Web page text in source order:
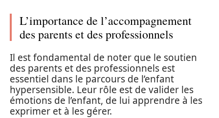
L’importance de l’accompagnement
des parents et des professionnels
Il est fondamental de noter que le soutien
des parents et des professionnels est
essentiel dans le parcours de l’enfant
hypersensible. Leur rôle est de valider les
émotions de l’enfant, de lui apprendre à les
exprimer et à les gérer.